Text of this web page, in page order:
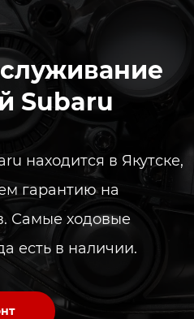
Subaru
находится в Якутске,
гарантию на
Самые ходовые
есть в наличии.​